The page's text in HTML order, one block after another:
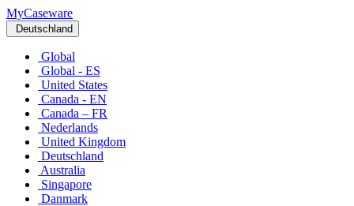
MyCaseware
Deutschland
Global
Global - ES
United States
Canada - EN
Canada – FR
Nederlands
United Kingdom
Deutschland
Australia
Singapore
Danmark